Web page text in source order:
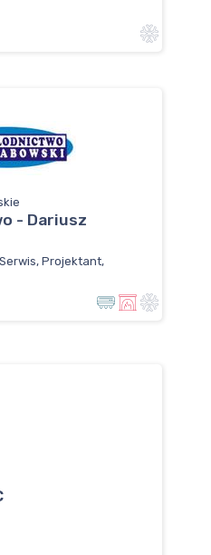
- Dariusz
Projektant,